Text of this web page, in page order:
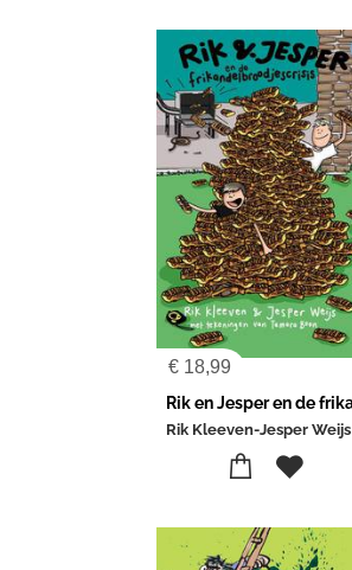
€ 18,99
Rik Kleeven-Jesper Weijs